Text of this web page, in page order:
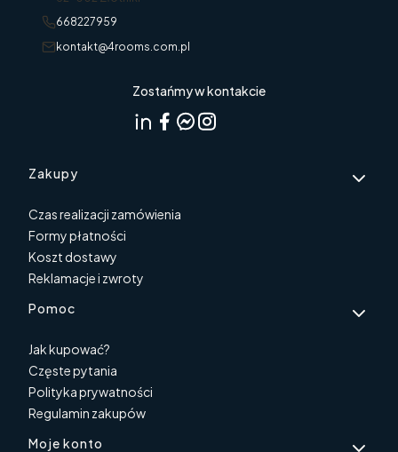
668227959
kontakt@4rooms.com.pl
Zostańmy w kontakcie
Linki w stopce
Zakupy
Czas realizacji zamówienia
Formy płatności
Koszt dostawy
Reklamacje i zwroty
Pomoc
Jak kupować?
Częste pytania
Polityka prywatności
Regulamin zakupów
Moje konto